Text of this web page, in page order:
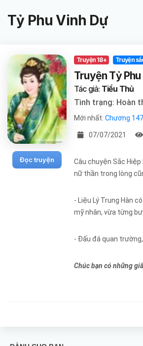
Tỷ Phu Vinh Dự
Đọc truyện
Truyện 18+ Truyện
Truyện Tỷ
Tác giả: Tiểu Thủ
Tình trạng: Hoàn
Mới nhất: Chương
07/07/2021
Câu chuyện Sắc
nữ thần trong lòng
- Liệu Lý Trung Hàn
mỹ nhân, vừa từng
- Đấu đá quan
Chúc bạn có những